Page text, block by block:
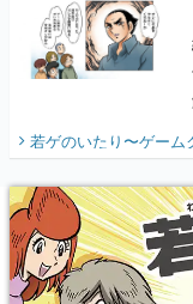
若ゲのいたり〜ゲーム